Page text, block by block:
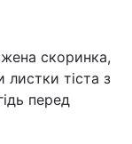
скоринка,
листки тіста з
перед